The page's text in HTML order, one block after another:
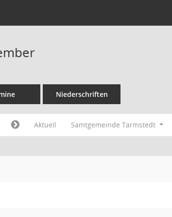
Niederschriften
Aktuell Samtgemeinde Tarmstedt